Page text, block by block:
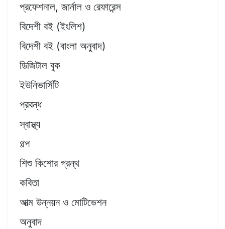
প্রফেশনাল, জার্নাল ও রেফারেন্স
বিদেশী বই (ইংলিশ)
বিদেশী বই (বাংলা অনুবাদ)
ডিজিটাল বুক
ইউনিভার্সিটি
প্রবন্ধ
স্বাস্থ্য
গল্প
শিশু কিশোর গ্রন্থ
কবিতা
আত্ম উন্নয়ন ও মোটিভেশন
অনুবাদ